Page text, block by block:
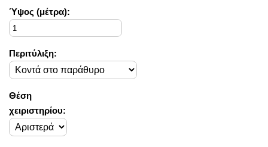
Στο Decorama Home έχουμε ως στόχο να χαρίσουμε χρώμα και
ασύγκριτο στυλ στο προσωπικό σας χώρο και να τον αναδείξουμε
με τον πιο όμορφο τρόπο!
Ύψος (μέτρα):
Περιτύλιξη:
Θέση
χειριστηρίου: